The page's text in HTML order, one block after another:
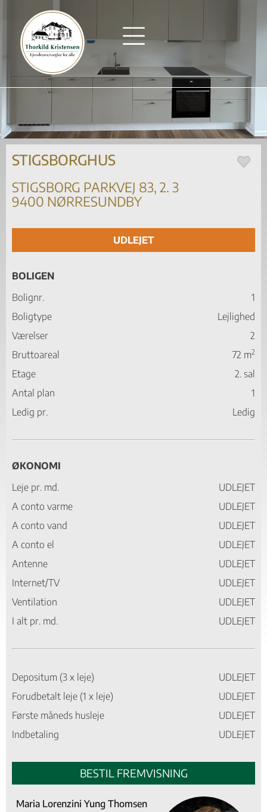
STIGSBORGHUS
STIGSBORG PARKVEJ 83, 2. 3
9400 NØRRESUNDBY
UDLEJET
BOLIGEN
Bolignr.
1
Boligtype
Lejlighed
Værelser
2
Bruttoareal
72 m2
Etage
2. sal
Antal plan
1
Ledig pr.
Ledig
ØKONOMI
Leje pr. md.
UDLEJET
A conto varme
UDLEJET
A conto vand
UDLEJET
A conto el
UDLEJET
Antenne
UDLEJET
Internet/TV
UDLEJET
Ventilation
UDLEJET
I alt pr. md.
UDLEJET
Depositum (3 x leje)
UDLEJET
Forudbetalt leje (1 x leje)
UDLEJET
Første måneds husleje
UDLEJET
Indbetaling
UDLEJET
BESTIL FREMVISNING
Maria Lorenzini Yung Thomsen